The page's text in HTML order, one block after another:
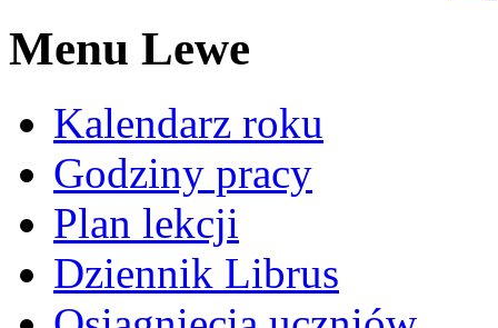
Menu Lewe
Kalendarz roku
Godziny pracy
Plan lekcji
Dziennik Librus